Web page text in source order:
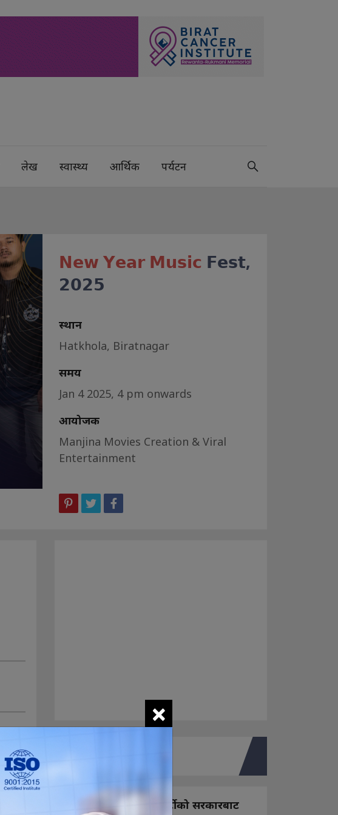
लेख स्वास्थ्य आर्थिक पर्यटन
𝗡𝗲𝘄 𝗬𝗲𝗮𝗿 𝗠𝘂𝘀𝗶𝗰 𝗙𝗲𝘀𝘁,
𝟮𝟬𝟮𝟱
स्थान
Hatkhola, Biratnagar
समय
Jan 4 2025, 4 pm onwards
आयोजक
Manjina Movies Creation & Viral
Entertainment
तपाइको मत
नयाँ बन्ने राष्ट्रिय स्वतन्त्र पार्टीको सरकारबाट
×